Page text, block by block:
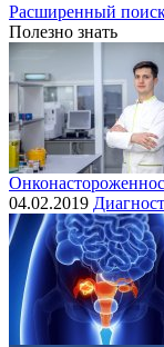
Расширенный
Полезно знать
04.02.2019